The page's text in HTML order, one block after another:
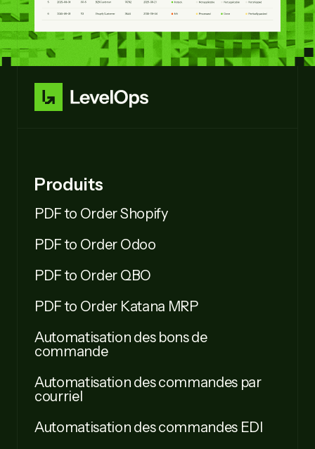
Produits
PDF to Order Shopify
PDF to Order Odoo
PDF to Order QBO
PDF to Order Katana MRP
Automatisation des bons de
commande
Automatisation des commandes par
courriel
Automatisation des commandes EDI